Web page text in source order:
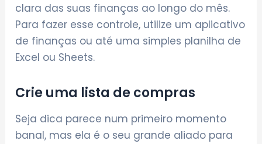
clara das suas finanças ao longo do mês.
Para fazer esse controle, utilize um aplicativo
de finanças ou até uma simples planilha de
Excel ou Sheets.
Crie uma lista de compras
Seja dica parece num primeiro momento
banal, mas ela é o seu grande aliado para